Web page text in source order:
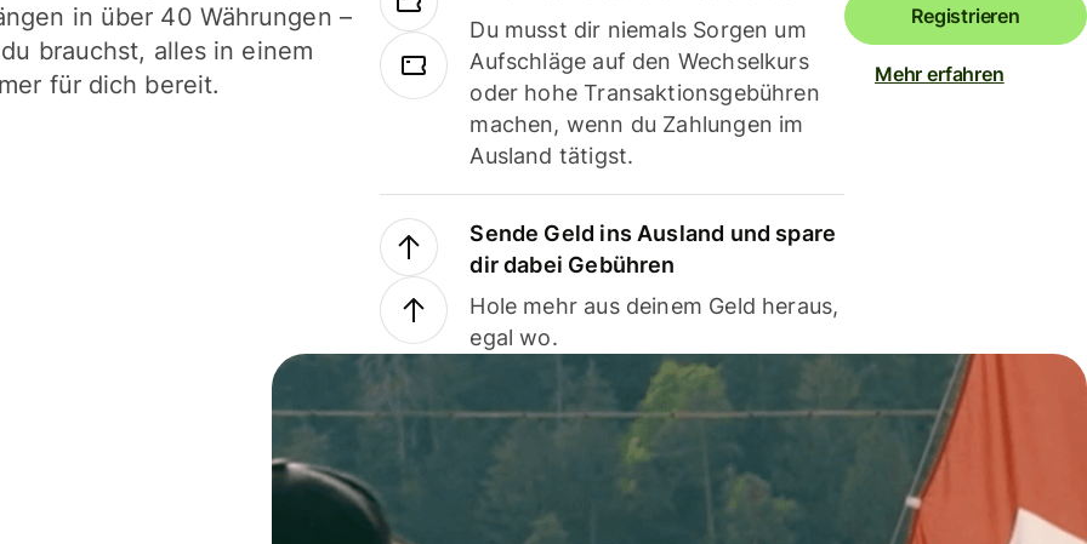
in über 40 Währungen –
brauchst, alles in einem
für dich bereit.
Du musst dir niemals Sorgen um
Aufschläge auf den Wechselkurs
oder hohe Transaktionsgebühren
machen, wenn du Zahlungen im
Ausland tätigst.
Sende Geld ins Ausland und spare
dir dabei Gebühren
Hole mehr aus deinem Geld heraus,
egal wo.
Registrieren
Mehr erfahren